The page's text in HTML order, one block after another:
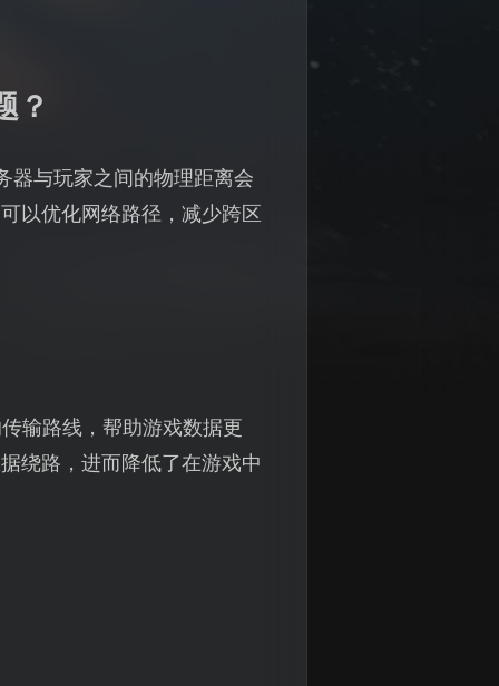
？
器与玩家之间的物理距离会
以优化网络路径，减少跨区
输路线，帮助游戏数据更
绕路，进而降低了在游戏中